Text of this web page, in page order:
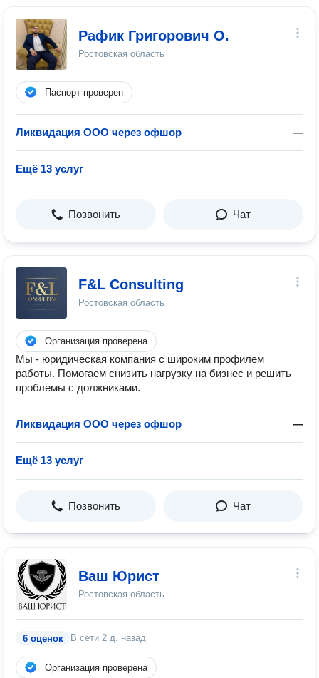
Рафик Григорович О.
Ростовская область
Паспорт проверен
Ликвидация ООО через офшор —
Ещё 13 услуг
Позвонить Чат
F&L Consulting
Ростовская область
Организация проверена
Мы - юридическая компания с широким профилем
работы. Помогаем снизить нагрузку на бизнес и решить
проблемы с должниками.
Ликвидация ООО через офшор —
Ещё 13 услуг
Позвонить Чат
Ваш Юрист
Ростовская область
6 оценок В сети 2 д. назад
Организация проверена